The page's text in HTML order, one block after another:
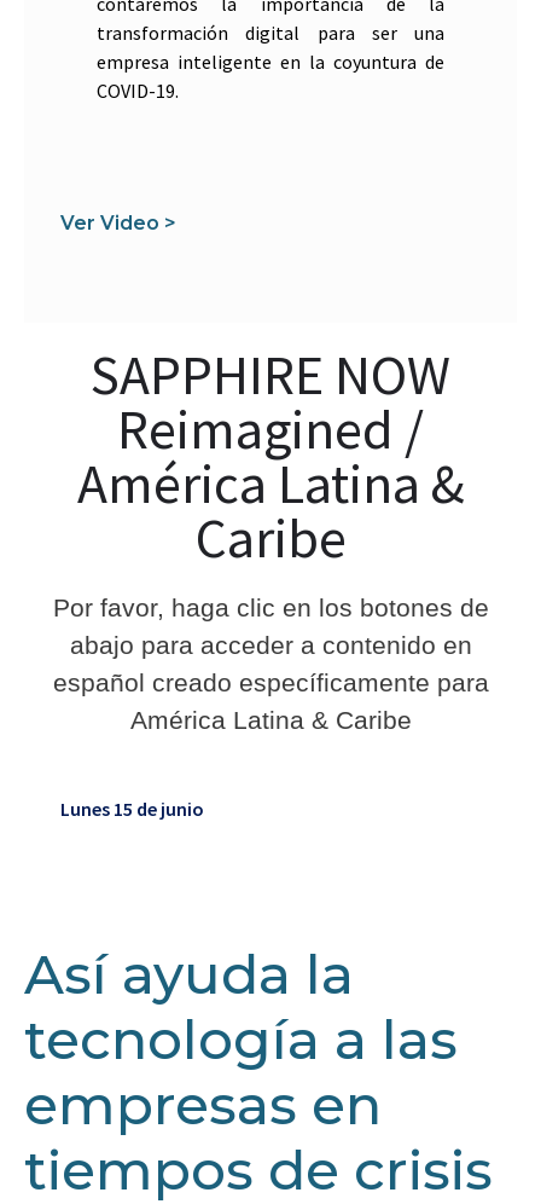
transformación digital para ser una
empresa inteligente en la coyuntura de
COVID-19.
Ver Video >
SAPPHIRE NOW
Reimagined /
América Latina &
Caribe
Por favor, haga clic en los botones de
abajo para acceder a contenido en
español creado específicamente para
América Latina & Caribe
Lunes 15 de junio
Así ayuda la
tecnología a las
empresas en
tiempos de crisis